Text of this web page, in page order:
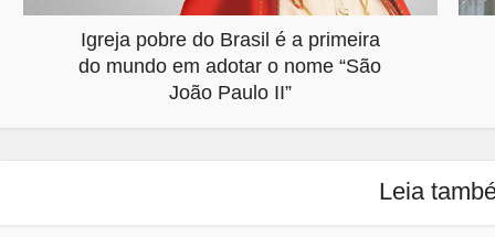
Igreja pobre do Brasil é a primeira
do mundo em adotar o nome “São
João Paulo II”
Leia